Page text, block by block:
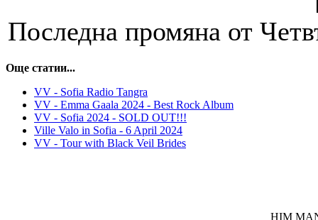
Последна промяна от
Още статии...
VV - Sofia Radio Tangra
VV - Emma Gaala 2024 - Best Rock Album
VV - Sofia 2024 - SOLD OUT!!!
Ville Valo in Sofia - 6 April 2024
VV - Tour with Black Veil Brides
HIM